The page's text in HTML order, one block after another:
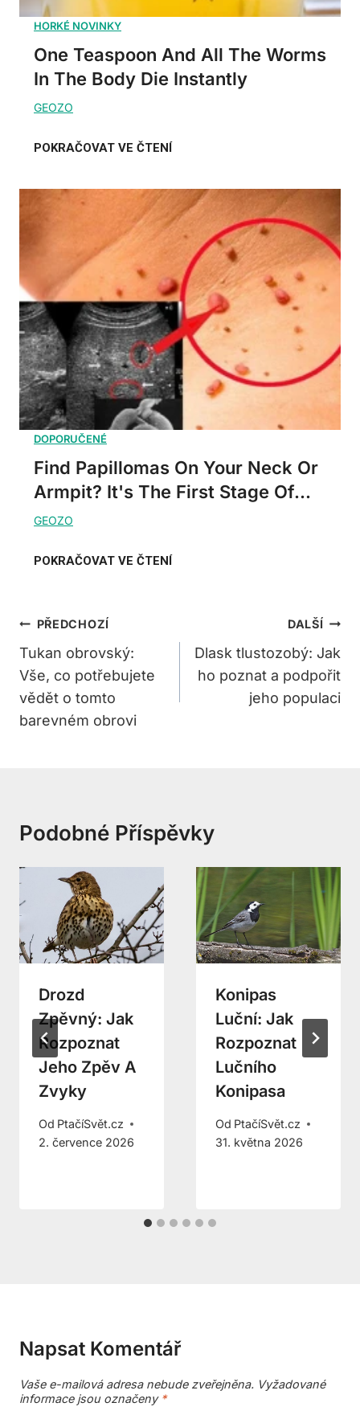
One Teaspoon And All The Worms
In The Body Die Instantly
Find Papillomas On Your Neck Or
Armpit? It's The First Stage Of...
Navigace
Pro
Příspěvek
PŘEDCHOZÍ
Tukan obrovský:
Vše, co potřebujete
vědět o tomto
barevném obrovi
DALŠÍ
Dlask tlustozobý: Jak
ho poznat a podpořit
jeho populaci
Podobné Příspěvky
Drozd
Zpěvný: Jak
Rozpoznat
Jeho Zpěv A
Zvyky
Od PtačíSvět.cz
2. července 2026
Konipas
Luční: Jak
Rozpoznat
Lučního
Konipasa
Od PtačíSvět.cz
31. května 2026
Napsat Komentář
Vaše e-mailová adresa nebude zveřejněna. Vyžadované
informace jsou označeny *